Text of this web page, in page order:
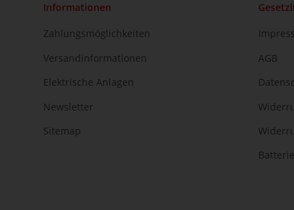
Informationen
Zahlungsmöglichkeiten
Versandinformationen
Elektrische Anlagen
Newsletter
Sitemap
AGB